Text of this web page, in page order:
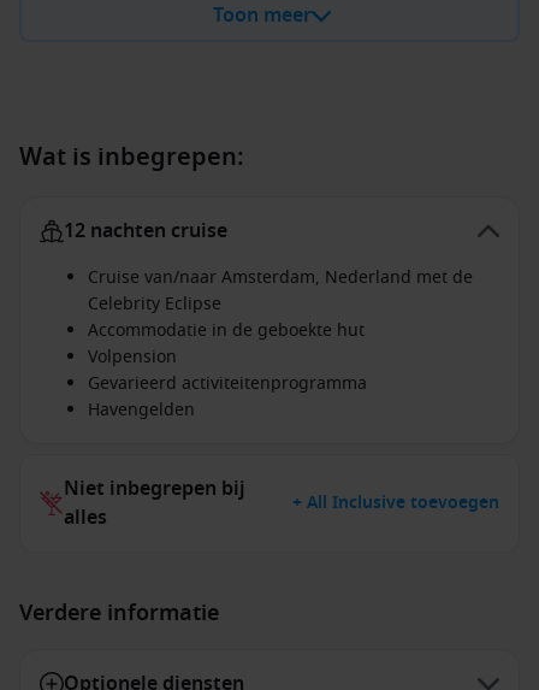
Toon meer
Wat is inbegrepen:
12 nachten cruise
Cruise van/naar Amsterdam, Nederland met de
Celebrity Eclipse
Accommodatie in de geboekte hut
Volpension
Gevarieerd activiteitenprogramma
Havengelden
Niet inbegrepen bij
alles
+ All Inclusive toevoegen
Verdere informatie
Optionele diensten